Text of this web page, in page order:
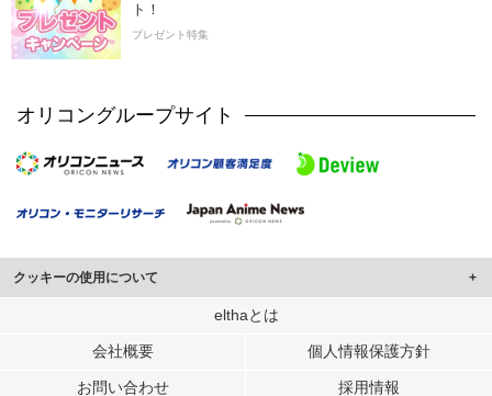
ト！
プレゼント特集
オリコングループサイト
クッキーの使用について
このサイトでは Cookie を使用して、ユーザーに合わせたコンテンツや広告の
行っています。
メディアや広告配信、データ解析の各パートナーに提供しています。
elthaとは
会社概要 個人情報保護方針
お問い合わせ 採用情報